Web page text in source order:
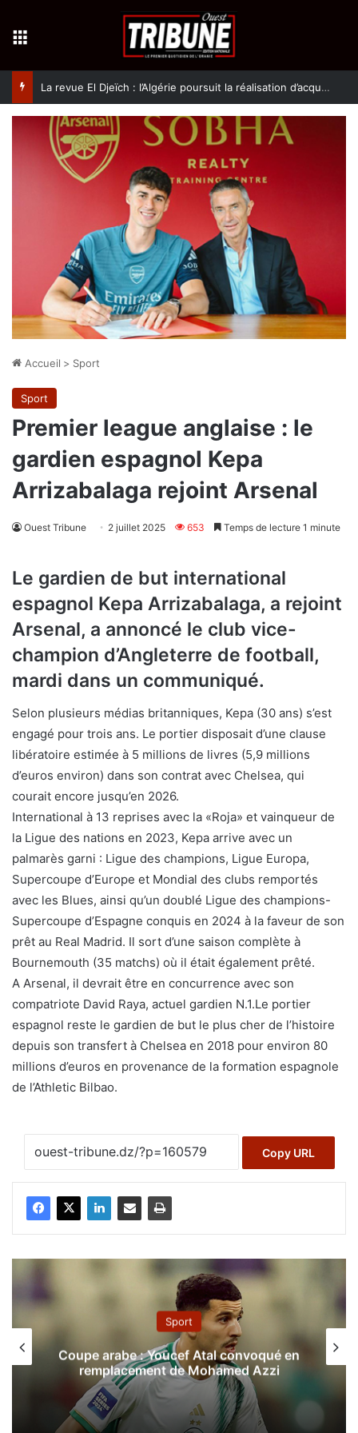
La revue El Djeïch : l’Algérie poursuit la réalisation d’acquis qualitatifs et historiques dans un climat de sécurité et de stabilité
Accueil > Sport
Sport
Premier league anglaise : le
gardien espagnol Kepa
Arrizabalaga rejoint Arsenal
Ouest Tribune 2 juillet 2025 653 Temps de lecture 1 minute
Le gardien de but international
espagnol Kepa Arrizabalaga, a rejoint
Arsenal, a annoncé le club vice-
champion d’Angleterre de football,
mardi dans un communiqué.
Selon plusieurs médias britanniques, Kepa (30 ans) s’est
engagé pour trois ans. Le portier disposait d’une clause
libératoire estimée à 5 millions de livres (5,9 millions
d’euros environ) dans son contrat avec Chelsea, qui
courait encore jusqu’en 2026.
International à 13 reprises avec la «Roja» et vainqueur de
la Ligue des nations en 2023, Kepa arrive avec un
palmarès garni : Ligue des champions, Ligue Europa,
Supercoupe d’Europe et Mondial des clubs remportés
avec les Blues, ainsi qu’un doublé Ligue des champions-
Supercoupe d’Espagne conquis en 2024 à la faveur de son
prêt au Real Madrid. Il sort d’une saison complète à
Bournemouth (35 matchs) où il était également prêté.
A Arsenal, il devrait être en concurrence avec son
compatriote David Raya, actuel gardien N.1.Le portier
espagnol reste le gardien de but le plus cher de l’histoire
depuis son transfert à Chelsea en 2018 pour environ 80
millions d’euros en provenance de la formation espagnole
de l’Athletic Bilbao.
Copy URL
en
A la une
Ligue 1 (3e j. matches avancés) : :
Le CRB et l’USMA pour une 3ème
victoire, la JSK et le MCO en quête de
rachat